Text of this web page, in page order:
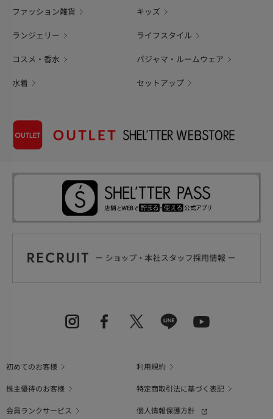
ファッション雑貨 キッズ
ランジェリー ライフスタイル
コスメ・香水 パジャマ・ルームウェア
水着 セットアップ
初めてのお客様
利用規約
株主優待のお客様
特定商取引法に基づく表記
会員ランクサービス
個人情報保護方針